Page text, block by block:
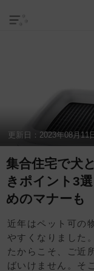
更新日： 2023年08月11
集合住宅で犬
きポイント3
めのマナーも
近年はペット可の
やすくなりました
たからこそ、ご近
ばいけません。そ